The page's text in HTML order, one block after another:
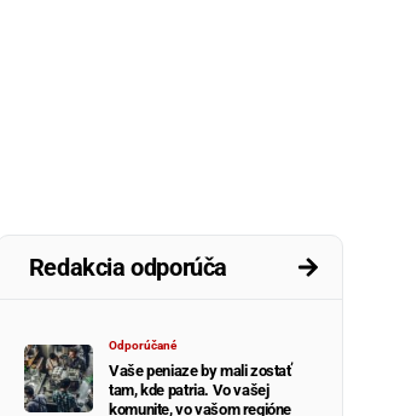
Redakcia odporúča
Odporúčané
Vaše peniaze by mali zostať
tam, kde patria. Vo vašej
komunite, vo vašom regióne